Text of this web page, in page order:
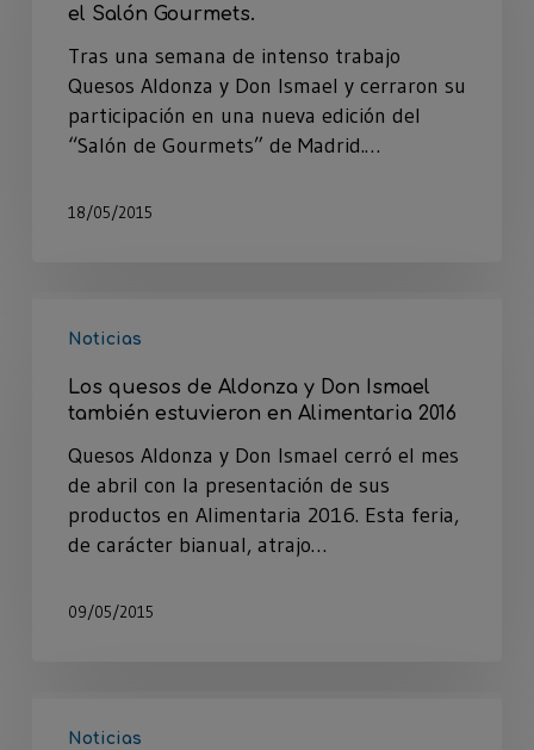
el Salón Gourmets.
Tras una semana de intenso trabajo
Quesos Aldonza y Don Ismael y cerraron su
participación en una nueva edición del
“Salón de Gourmets” de Madrid.…
18/05/2015
Noticias
Los quesos de Aldonza y Don Ismael
también estuvieron en Alimentaria 2016
Quesos Aldonza y Don Ismael cerró el mes
de abril con la presentación de sus
productos en Alimentaria 2016. Esta feria,
de carácter bianual, atrajo…
09/05/2015
Noticias